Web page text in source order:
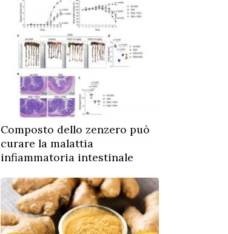
Composto dello zenzero può
curare la malattia
infiammatoria intestinale